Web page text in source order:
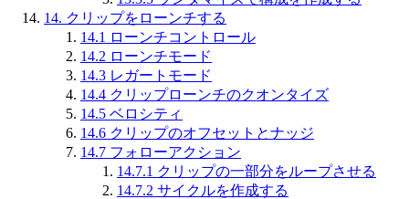
14. クリップをローンチする
14.1 ローンチコントロール
14.2 ローンチモード
14.3 レガートモード
14.4 クリップローンチのクオンタイズ
14.5 ベロシティ
14.6 クリップのオフセットとナッジ
14.7 フォローアクション
14.7.1 クリップの一部分をループさせる
14.7.2 サイクルを作成する